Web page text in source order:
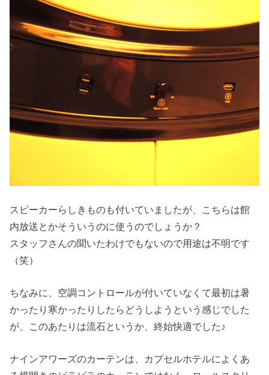
スピーカーらしきものも付いていましたが、こちらは館
内放送とかそういうのに使うのでしょうか？
スタッフさんの聞いたわけでもないので用途は不明です
（笑）
ちなみに、空調コントロールが付いていなくて最初は暑
かったり寒かったりしたらどうしようという感じでした
が、このあたりは流石というか、終始快適でした♪
ナインアワーズのカーテンは、カプセルホテルによくあ